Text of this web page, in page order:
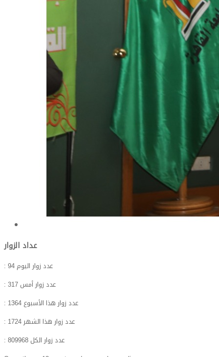
عداد الزوار
: عدد زوار اليوم94
: عدد زوار أمس 317
: عدد زوار هذا الأسبوع 1364
: عدد زوار هذا الشهر 1724
: عدد زوار الكل 809968